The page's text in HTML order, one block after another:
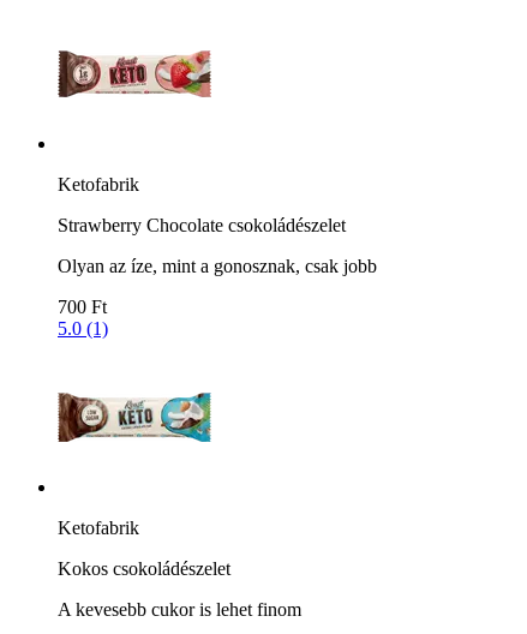
Ketofabrik
Strawberry Chocolate csokoládészelet
Olyan az íze, mint a gonosznak, csak jobb
700 Ft
5.0 (1)
Ketofabrik
Kokos csokoládészelet
A kevesebb cukor is lehet finom